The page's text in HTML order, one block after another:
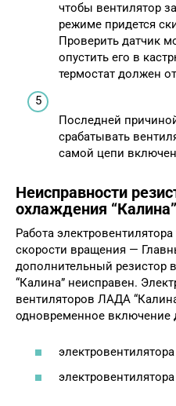
чтобы вентилятор
режиме придется
Проверить датчик
опустить его в
термостат должен
Последней
срабатывать
самой цепи
Неисправности
охлаждения “Калина”
Работа
скорости вращения —
дополнительный резистор
“Калина” неисправен.
вентиляторов ЛАДА
одновременное включение